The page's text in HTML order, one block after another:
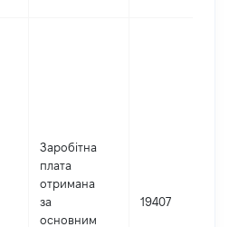
Заробітна
плата
отримана
за
основним
19407